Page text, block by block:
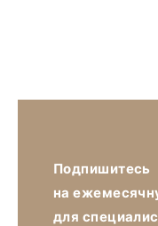
Подпишитесь
на
для